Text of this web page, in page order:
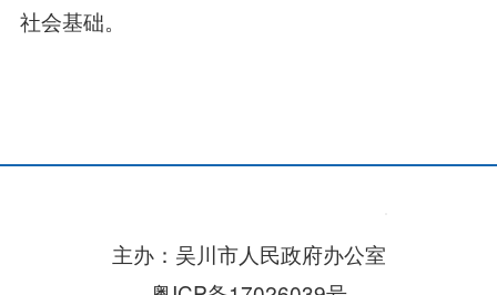
社会基础。
主办：吴川市人民政府办公室